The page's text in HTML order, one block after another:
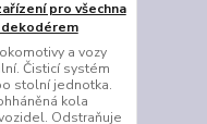
pro všechna
a vozy
Čisticí systém
stolní jednotka.
kola
Odstraňuje